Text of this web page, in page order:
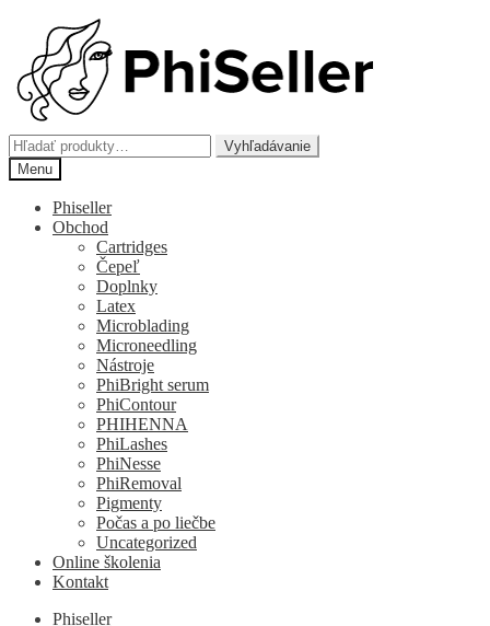
navigáciu
obsah
Hľadať:
Vyhľadávanie
Menu
Phiseller
Obchod
Cartridges
Čepeľ
Doplnky
Latex
Microblading
Microneedling
Nástroje
PhiBright serum
PhiContour
PHIHENNA
PhiLashes
PhiNesse
PhiRemoval
Pigmenty
Počas a po liečbe
Uncategorized
Online školenia
Kontakt
Phiseller